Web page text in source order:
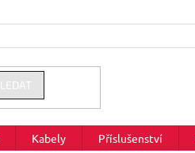
Kabely Příslušenství